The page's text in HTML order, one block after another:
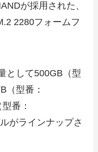
が採用された、
2280フォームフ
として500GB（型
（型番：
番：
がラインナップさ